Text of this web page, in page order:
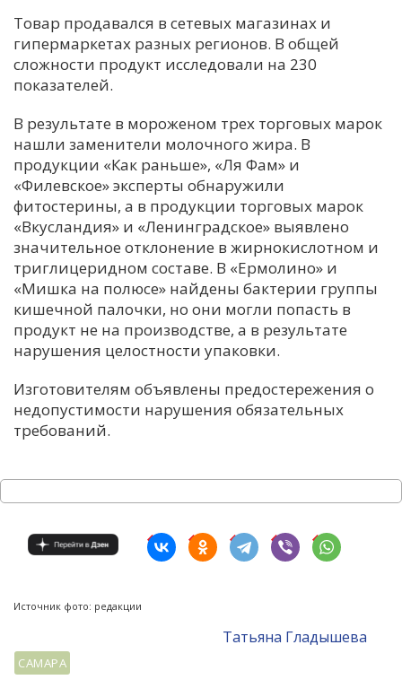
М
Н
У
Х
Ч
Я
Товар продавался в сетевых магазинах и
гипермаркетах разных регионов. В общей
сложности продукт исследовали на 230
показателей.
В результате в мороженом трех торговых марок
нашли заменители молочного жира. В
продукции «Как раньше», «Ля Фам» и
«Филевское» эксперты обнаружили
фитостерины, а в продукции торговых марок
«Вкусландия» и «Ленинградское» выявлено
значительное отклонение в жирнокислотном и
триглицеридном составе. В «Ермолино» и
«Мишка на полюсе» найдены бактерии группы
кишечной палочки, но они могли попасть в
продукт не на производстве, а в результате
нарушения целостности упаковки.
Изготовителям объявлены предостережения о
недопустимости нарушения обязательных
требований.
Источник фото: редакции
Татьяна Гладышева
САМАРА